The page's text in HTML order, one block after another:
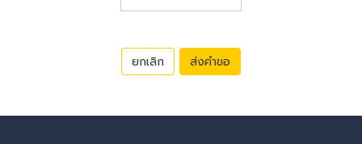
ยกเลิก ส่งคำขอ